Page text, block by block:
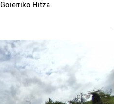
Goierriko Hitza